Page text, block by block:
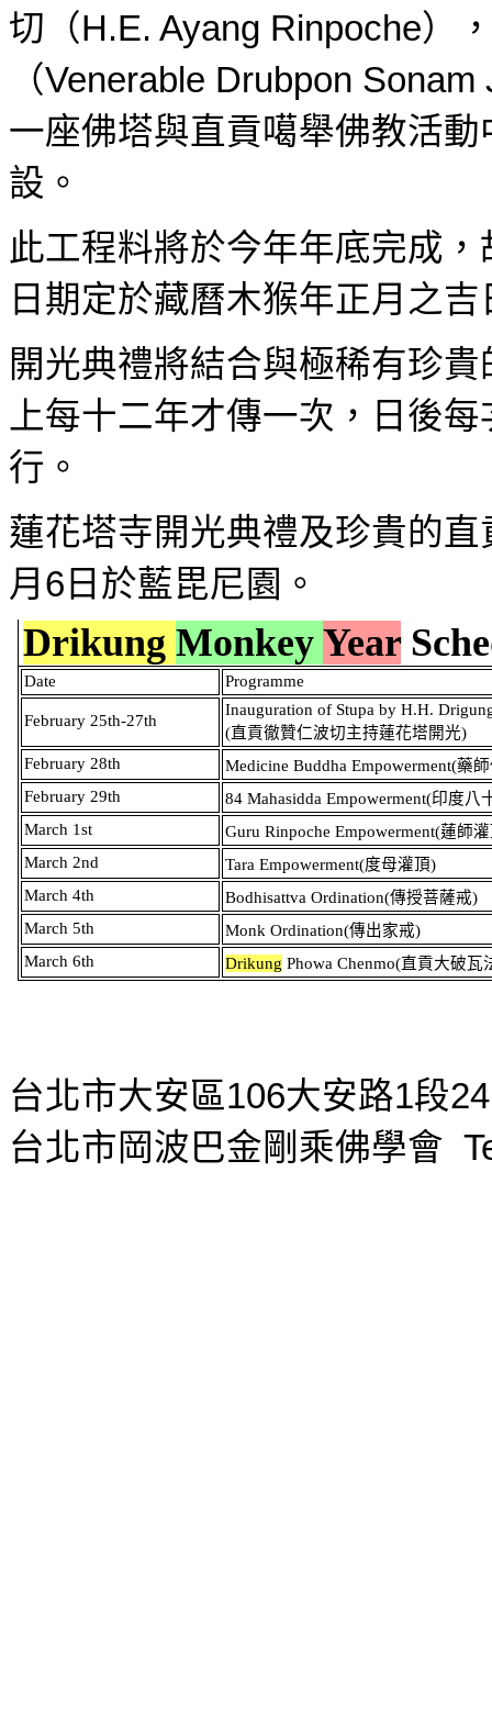
切（H.E. Ayang Rinpoche）
（Venerable Drubpon Sonam
一座佛塔與直貢噶舉佛教活動
設。
此工程料將於今年年底完成
日期定於藏曆木猴年正月之吉
開光典禮將結合與極稀有珍
上每十二年才傳一次，日後
行。
蓮花塔寺開光典禮及珍貴的
月 6 日於藍毘尼園。
Drikung Monkey Year
Date Programme
February 25th-27th
Inauguration of Stupa by H.H.
(直貢徹贊仁波切主持蓮花塔開光)
February 28th
Medicine Buddha Empowerment(藥
February 29th
84 Mahasidda Empowerment(印度八
March 1st
Guru Rinpoche Empowerment(蓮師
March 2nd
Tara Empowerment(度母灌頂)
March 4th
Bodhisattva Ordination(傳授菩薩戒)
March 5th
Monk Ordination(傳出家戒)
March 6th
Drikung Phowa Chenmo(直貢大破瓦
台北市大安區106大安路1段
台北市岡波巴金剛乘佛學會